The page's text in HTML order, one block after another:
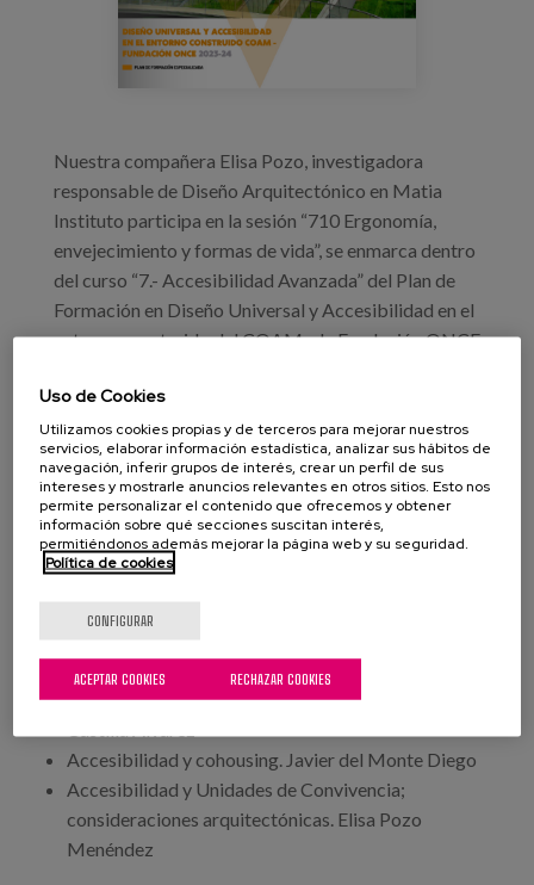
Nuestra compañera Elisa Pozo, investigadora
responsable de Diseño Arquitectónico en Matia
Instituto participa en la sesión “710 Ergonomía,
envejecimiento y formas de vida”, se enmarca dentro
del curso “7.- Accesibilidad Avanzada” del Plan de
Formación en Diseño Universal y Accesibilidad en el
entorno construido del COAM y la Fundación ONCE
La cita, en formato online, estará dedicada a temas
relacionados con accesibilidad, ergonomía,
envejecimiento y diferentes formas de vida.
Aspectos de gran interés y que muchas veces no se
asocian con la accesibilidad.
Programa científico:
Accesibilidad y Ergonomía. Antonio Bustamante
Serrano
Envejecimiento y accesibilidad. Lucía Pérez-
Accesibilidad y cohousing. Javier del Monte Diego
Accesibilidad y Unidades de Convivencia;
consideraciones arquitectónicas. Elisa Pozo
Menéndez
Uso de Cookies
Utilizamos cookies propias y de terceros para mejorar nuestros
servicios, elaborar información estadística, analizar sus hábitos de
navegación, inferir grupos de interés, crear un perfil de sus
intereses y mostrarle anuncios relevantes en otros sitios. Esto nos
permite personalizar el contenido que ofrecemos y obtener
información sobre qué secciones suscitan interés,
permitiéndonos además mejorar la página web y su seguridad.
Política de cookies
CONFIGURAR
RECHAZAR COOKIES
ACEPTAR COOKIES